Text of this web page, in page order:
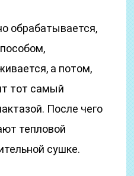
обрабатывается,
а потом,
тот самый
После чего
тепловой
сушке.